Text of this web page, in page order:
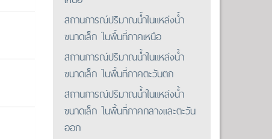
สถานการณ์ปริมาณน้ำในแหล่งน้ำ
ขนาดเล็ก ในพื้นที่ภาคเหนือ
สถานการณ์ปริมาณน้ำในแหล่งน้ำ
ขนาดเล็ก ในพื้นที่ภาคตะวันตก
สถานการณ์ปริมาณน้ำในแหล่งน้ำ
ขนาดเล็ก ในพื้นที่ภาคกลางและตะวัน
ออก